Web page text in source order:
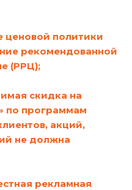
политики
рекомендованной
(РРЦ);
скидка на
по программам
акций,
не должна
рекламная